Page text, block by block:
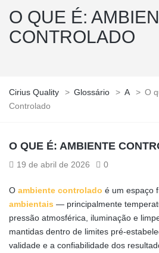
O QUE É:
CONTROLADO
Cirius Quality > Glossário > A > O
Controlado
O QUE É: AMBIENTE
19 de abril de 2026 0
O ambiente controlado é um espaço
ambientais — principalmente
pressão atmosférica, iluminação e
mantidas dentro de limites pré-
validade e a confiabilidade dos